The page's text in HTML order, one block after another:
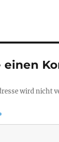
einen
wird nicht